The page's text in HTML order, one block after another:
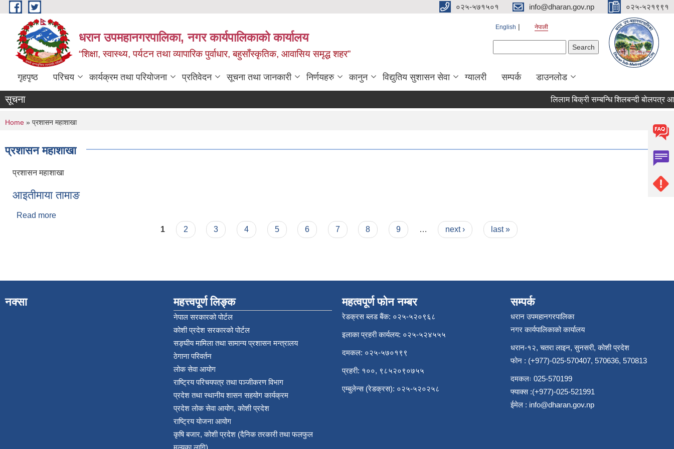
Skip to main content ०२५-५७१५०१ info@dharan.gov.np ०२५-५२१९९१
धरान उपमहानगरपालिका, नगर कार्यपालिकाको कार्यालय
“शिक्षा, स्वास्थ्य, पर्यटन तथा व्यापारिक पुर्वाधार, बहुसाँस्कृतिक, आवासिय समृद्ध शहर”
English नेपाली
गृहपृष्ठ परिचय कार्यक्रम तथा परियोजना प्रतिवेदन सूचना तथा जानकारी निर्णयहरु कानुन विद्युतिय सुशासन सेवा ग्यालरी सम्पर्क डाउनलोड
सूचना लिलाम
You are here
Home » प्रशासन महाशाखा
प्रशासन महाशाखा
प्रशासन महाशाखा
आइतीमाया तामाङ
Read more
1 2 3 4 5 6 7 8 9 … next › last »
नक्सा महत्त्वपूर्ण लिङ्क
नेपाल सरकारको पोर्टल
कोशी प्रदेश सरकारको पोर्टल
सङ्‍घीय मामिला तथा सामान्य प्रशासन मन्त्रालय
ठेगाना परिवर्तन
लोक सेवा आयोग
राष्ट्रिय परिचयपत्र तथा पञ्‍जीकरण विभाग
प्रदेश तथा स्थानीय शासन सहयोग कार्यक्रम
प्रदेश लोक सेवा आयोग, कोशी प्रदेश
राष्ट्रिय योजना आयोग
कृषि बजार, कोशी प्रदेश (दैनिक तरकारी तथा फलफुल
मुल्यका लागि)
महत्वपूर्ण फोन नम्बर
रेडक्रस ब्लड बैंक: ०२५-५२०९६८
इलाका प्रहरी कार्यलय: ०२५-५२४५५५
दमकल: ०२५-५७०१९९
प्रहरी: १००, ९८५२०९०७५५
एम्बुलेन्स (रेडक्रस): ०२५-५२०२५८
सम्पर्क
धरान उपमहानगरपालिका
नगर कार्यपालिकाको कार्यालय
धरान-१२, चतरा लाइन, सुनसरी, कोशी प्रदेश
फोन : (+977)-025-570407, 570636, 570813
दमकलः 025-570199
फ्याक्स :(+977)-025-521991
ईमेल : info@dharan.gov.np